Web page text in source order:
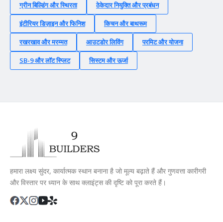
ग्रीन बिल्डिंग और स्थिरता ठेकेदार नियुक्ति और प्रबंधन
इंटीरियर डिज़ाइन और फिनिश किचन और बाथरूम
रखरखाव और मरम्मत आउटडोर लिविंग परमिट और योजना
SB-9 और लॉट स्प्लिट सिस्टम और ऊर्जा
हमारा लक्ष्य सुंदर, कार्यात्मक स्थान बनाना है जो मूल्य बढ़ाते हैं और गुणवत्ता कारीगरी
और विस्तार पर ध्यान के साथ क्लाइंट्स की दृष्टि को पूरा करते हैं।